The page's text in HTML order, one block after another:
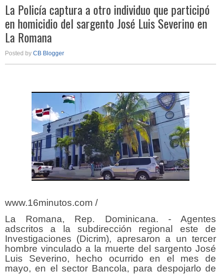
La Policía captura a otro individuo que participó
en homicidio del sargento José Luis Severino en
La Romana
Posted by CB Blogger
www.16minutos.com /
La Romana, Rep. Dominicana. - Agentes
adscritos a la subdirección regional este de
Investigaciones (Dicrim), apresaron a un tercer
hombre vinculado a la muerte del sargento José
Luis Severino, hecho ocurrido en el mes de
mayo, en el sector Bancola, para despojarlo de